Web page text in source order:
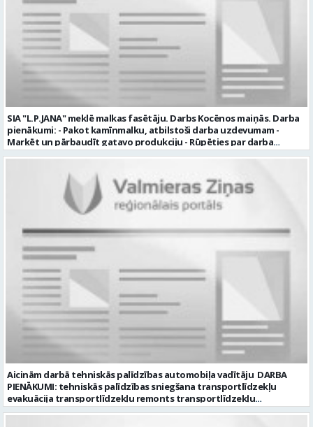
profesionālu darba vidi apmācību pirms darba pienākumu
uzsākšanas CV ar norādi vakancei „dispečers Valmierā” iesniegt līdz
2026. gada 21. augustam (ieskaitot): sūtot elektroniski uz info@vtu-
valmiera.lv personīgi SIA „VTU Valmiera”, Reģ.nr. 40003004220,
„Brandeļi”, Brandeļi, Kocēnu pagasts, Valmieras novads, personāla
daļā darba dienās no plkst. 13:00 līdz 16:00. 2 nedēļu laikā pēc
konkursa termiņa beigām sazināsimies ar pretendentiem, kuri tiks
aicināti uz tikšanos klātienē. Informācijai: 29231565 * Iesniegtos
personas datus SIA “VTU VALMIERA” izmantos, lai konkursa kārtībā
noteiktu vakancei atbilstošāko kandidātu. Ja kandidāts vēlas, lai
viņa personas dati tiktu saglabāti SIA “VTU VALMIERA” iekšējā datu
bāzē ar mērķi tos apstrādāt citos SIA “VTU VALMIERA” personāla
atlases konkursos, tad pieteikumā vakancei lūdzam kandidātam
norādīt savu piekrišanu personas datu saglabāšanai. Profesija:
TRANSPORTA DISPEČERS Darba vietas adrese: LATVIJA, Stacijas iela 1,
Valmiera, Valmieras nov. Darba laika veids: Summētais darba laiks
Darba veids: Darbinieka amats uz nenoteiktu laiku Slodze: Viena
vesela slodze Darbības joma: Pakalpojumi Pieteikto vietu skaits: 1
Līgums: Darbinieka amats uz nenoteiktu laiku Aktuāla līdz: 2026-08-
21 Kontaktpersona: CV ar norādi vakancei lūdzu sūtīt uz e-pastu
Vispārējā vidējā izglītība
SIA "L.P.JANA" meklē malkas fasētāju. Darbs Kocēnos maiņās. Darba
pienākumi: - Pakot kamīnmalku, atbilstoši darba uzdevumam -
Marķēt un pārbaudīt gatavo produkciju - Rūpēties par darba
kvalitāti un kārtību darba vietā Prasības kandidātiem: - Laba fiziskā
Uzņēmums piedāvā: - Atalgojumu EUR 1200 bruto (atkarīgs no
padarītā) - Vienmēr laikā izmaksātu algu - Profesionālus un
atbalstošus kolēģus Lūgums CV sūtīt uz e- pastu:
pasutijumi@lpjana.lv vai zvanīt pa tālruni: 28319289 Profesija:
SAIŅOŠANAS OPERATORS Algas izmaksas veids: Laika darba alga
Darba vietas adrese: LATVIJA, Gravas iela 2, Kocēni, Kocēnu pag.,
Valmieras nov. Slodze: Viena vesela slodze Darbības joma: Ražošana
Pieteikto vietu skaits: 2 Aktuāla līdz: 2027-09-07 Darba sākšanas
datums: 2026-08-17 Kontaktpersona: Davids Pavlovs
Aicinām darbā tehniskās palīdzības automobiļa vadītāju DARBA
PIENĀKUMI: tehniskās palīdzības sniegšana transportlīdzekļu
evakuācija transportlīdzekļu remonts transportlīdzekļu
sagatavošana tehniskai apskatei PRASĪBAS PRETENDENTIEM: